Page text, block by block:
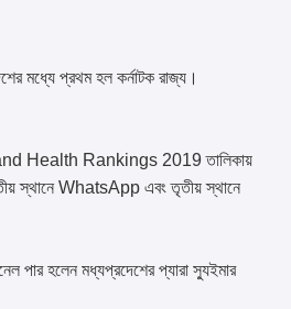
মধ্যে প্রথম হল কর্নাটক রাজ্য।
Health Rankings 2019 তালিকায়
স্থানে WhatsApp এবং তৃতীয় স্থানে
পার হলেন মধ্যপ্রদেশের প্যারা স্যুইমার